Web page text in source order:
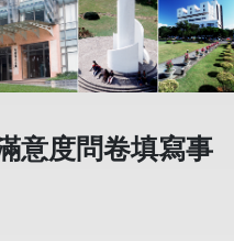
意度問卷填寫事